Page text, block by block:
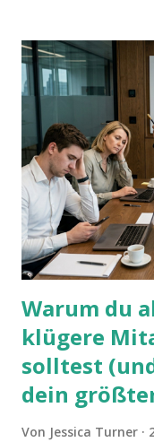
Warum du
klügere
solltest
dein
Von Jessica Turner